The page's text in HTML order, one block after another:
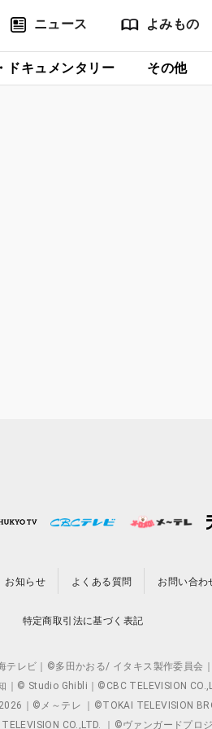
ニュース よみもの
ドキュメンタリー その他
お知らせ よくある質問 お問い合わ
特定商取引法に基づく表記
レビ｜©多田かおる/ イタキス製作委員
｜© Studio Ghibli｜©CBC TELEVISION
｜©メ～テレ ｜©TOKAI TELEVISION
CO.,LTD. ｜©ヴァンガードプ